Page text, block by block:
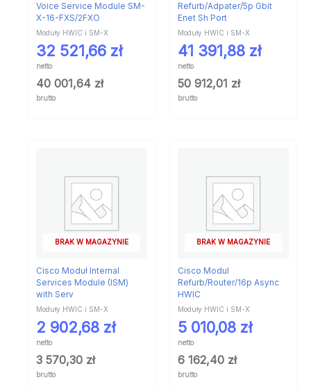
Voice Service Module SM-
X-16-FXS/2FXO
Moduły HWIC i SM-X
32 521,66 zł
netto
40 001,64 zł
brutto
Refurb/Adpater/5p Gbit
Enet Sh Port
Moduły HWIC i SM-X
41 391,88 zł
netto
50 912,01 zł
brutto
BRAK W MAGAZYNIE
Cisco Moduł Internal
Services Module (ISM)
with Serv
Moduły HWIC i SM-X
2 902,68 zł
netto
3 570,30 zł
brutto
BRAK W MAGAZYNIE
Cisco Modul
Refurb/Router/16p Async
HWIC
Moduły HWIC i SM-X
5 010,08 zł
netto
6 162,40 zł
brutto